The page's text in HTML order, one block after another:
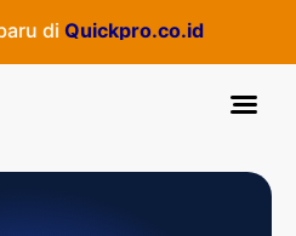
diQuickpro.co.id